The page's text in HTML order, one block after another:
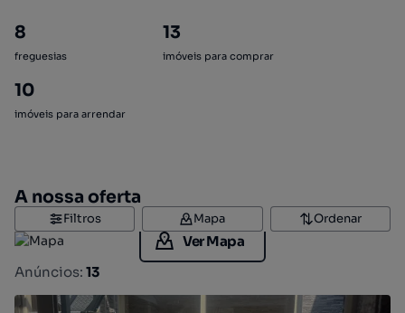
8
freguesias
13
imóveis para comprar
10
imóveis para arrendar
A nossa oferta
Filtros Mapa Ordenar
Ver Mapa
Anúncios: 13